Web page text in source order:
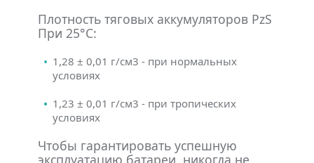
Плотность тяговых аккумуляторов PzS
При 25°С:
1,28 ± 0,01 г/см3 - при нормальных
условиях
1,23 ± 0,01 г/см3 - при тропических
условиях
Чтобы гарантировать успешную
эксплуатацию батареи, никогда не